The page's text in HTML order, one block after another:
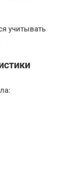
учитывать